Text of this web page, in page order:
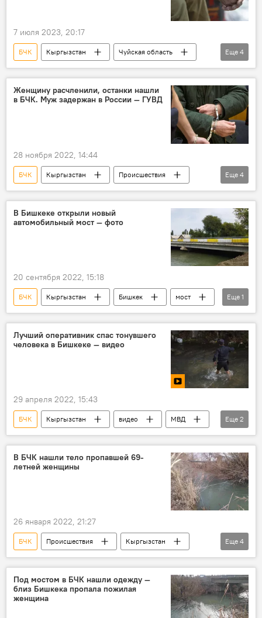
7 июля 2023, 20:17
БЧК Кыргызстан
Чуйская область
Происшествия
похищение
задержание
фото
Еще 4
Женщину расчленили, останки нашли
в БЧК. Муж задержан в России — ГУВД
28 ноября 2022, 14:44
БЧК Кыргызстан
Происшествия
задержание
расчленение
убийство
Еще 4
В Бишкеке открыли новый
автомобильный мост — фото
20 сентября 2022, 15:18
БЧК Кыргызстан Бишкек
мост
фото
Еще 1
Лучший оперативник спас тонувшего
человека в Бишкеке — видео
29 апреля 2022, 15:43
БЧК Кыргызстан видео
МВД
милиционер
спасение
Еще 2
В БЧК нашли тело пропавшей 69-
летней женщины
26 января 2022, 21:27
БЧК Происшествия
Кыргызстан
МЧС
гибель
тело
Еще 4
Под мостом в БЧК нашли одежду —
близ Бишкека пропала пожилая
женщина